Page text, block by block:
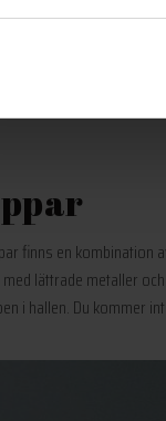
finns en
lättrade metaller
i hallen. Du kommer